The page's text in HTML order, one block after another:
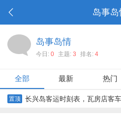
岛事岛
岛事岛情
今日: 0 主题: 3 排名: 4
全部 最新 热门
置顶 长兴岛客运时刻表，瓦房店客